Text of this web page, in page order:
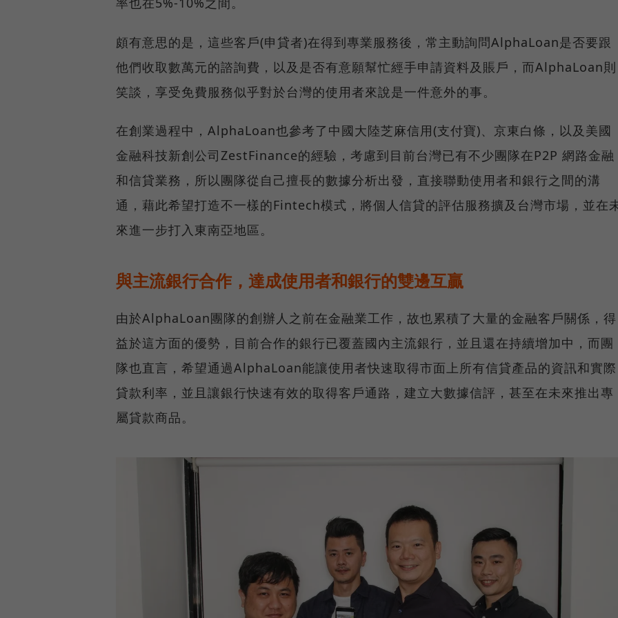
頗有意思的是，這些客戶(申貸者)在得到專業服務後，常主動詢問AlphaLoan是否要跟
他們收取數萬元的諮詢費，以及是否有意願幫忙經手申請資料及賬戶，而AlphaLoan則
笑談，享受免費服務似乎對於台灣的使用者來說是一件意外的事。
在創業過程中，AlphaLoan也參考了中國大陸芝麻信用(支付寶)、京東白條，以及美國
金融科技新創公司ZestFinance的經驗，考慮到目前台灣已有不少團隊在P2P 網路金融
和信貸業務，所以團隊從自己擅長的數據分析出發，直接聯動使用者和銀行之間的溝
通，藉此希望打造不一樣的Fintech模式，將個人信貸的評估服務擴及台灣市場，並在
來進一步打入東南亞地區。
與主流銀行合作，達成使用者和銀行的雙邊互贏
由於AlphaLoan團隊的創辦人之前在金融業工作，故也累積了大量的金融客戶關係，得
益於這方面的優勢，目前合作的銀行已覆蓋國內主流銀行，並且還在持續增加中，而團
隊也直言，希望通過AlphaLoan能讓使用者快速取得市面上所有信貸產品的資訊和實際
貸款利率，並且讓銀行快速有效的取得客戶通路，建立大數據信評，甚至在未來推出專
屬貸款商品。